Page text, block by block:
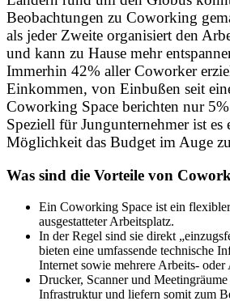
Beobachtungen zu Coworking
als jeder Zweite organisiert den
und kann zu Hause mehr
Immerhin 42% aller Coworker
Einkommen, von Einbußen seit
Coworking Space berichten nur
Speziell für Jungunternehmer ist es
Möglichkeit das Budget im Auge
Was sind die Vorteile von
Ein Coworking Space ist ein
ausgestatteter Arbeitsplatz.
In der Regel sind sie direkt
bieten eine umfassende technische
Internet sowie mehrere Arbeits- oder
Drucker, Scanner und Meetingräume
Infrastruktur und liefern somit zum